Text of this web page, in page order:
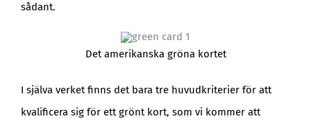
sådant.
Det amerikanska gröna kortet
I själva verket finns det bara tre huvudkriterier för att
kvalificera sig för ett grönt kort, som vi kommer att